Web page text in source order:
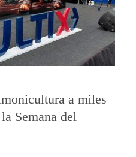
a miles
Semana del